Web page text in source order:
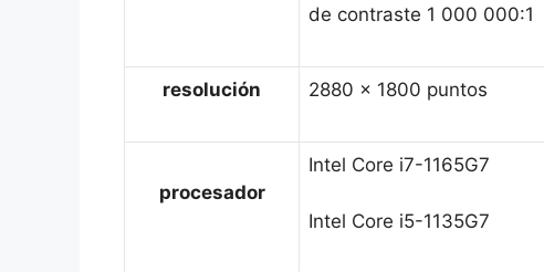
de contraste 1 000 000:1
resolución 2880 x 1800 puntos
procesador
Intel Core i7-1165G7
Intel Core i5-1135G7